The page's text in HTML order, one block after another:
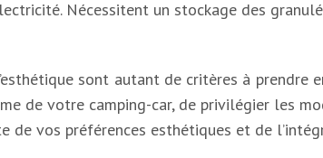
Nécessitent un stockage des
sont autant de critères à
de votre camping-car, de privilégier les
de vos préférences esthétiques et de